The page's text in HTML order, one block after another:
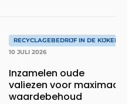
RECYCLAGEBEDRIJF IN DE KIJKER
10 JULI 2026
Inzamelen oude
valiezen voor maximaal
waardebehoud